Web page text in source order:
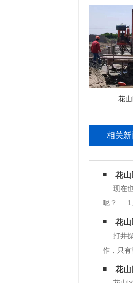
花
相关新
花山
现在
呢？ 1、
生活上
花山
打井
作，只
认识这
设计井
花